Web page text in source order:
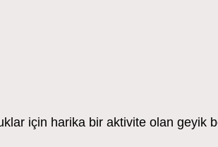
için harika bir aktivite olan geyik